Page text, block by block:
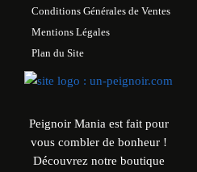
Conditions Générales de Ventes
Mentions Légales
Plan du Site
Peignoir Mania est fait pour
vous combler de bonheur !
Découvrez notre boutique